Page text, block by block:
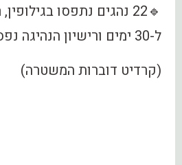
🔹22 נהגים נתפסו
ל-30 ימים ורישיון הנהיגה נפסל לתקופה דומה.
(קרדיט דוברות המשטרה)